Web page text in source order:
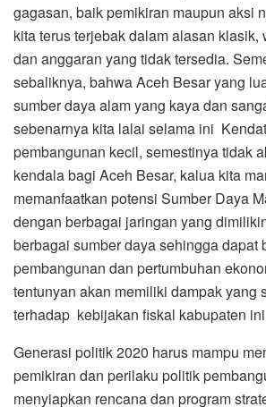
gagasan, baik pemikiran maupun aksi
kita terus terjebak dalam alasan
dan anggaran yang tidak tersedia.
sebaliknya, bahwa Aceh Besar yang
sumber daya alam yang kaya dan
sebenarnya kita lalai selama ini
pembangunan kecil, semestinya tidak
kendala bagi Aceh Besar, kalua kita
memanfaatkan potensi Sumber Daya
dengan berbagai jaringan yang
berbagai sumber daya sehingga dapat
pembangunan dan pertumbuhan
tentunyan akan memiliki dampak yang
terhadap kebijakan fiskal kabupaten
Generasi politik 2020 harus mampu
pemikiran dan perilaku politik
menyiapkan rencana dan program